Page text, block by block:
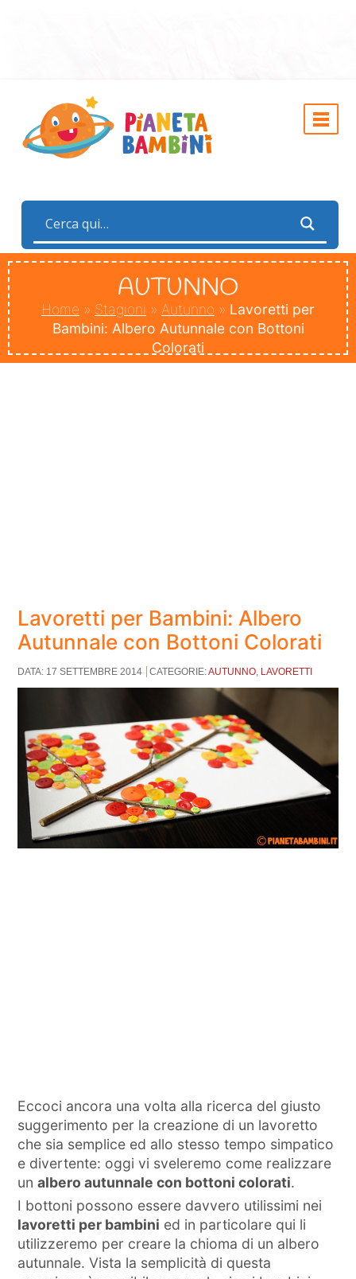
AUTUNNO
Home » Stagioni » Autunno » Lavoretti per
Bambini: Albero Autunnale con Bottoni
Colorati
Lavoretti per Bambini: Albero
Autunnale con Bottoni Colorati
DATA: 17 SETTEMBRE 2014 CATEGORIE:AUTUNNO, LAVORETTI
Eccoci ancora una volta alla ricerca del giusto
suggerimento per la creazione di un lavoretto
che sia semplice ed allo stesso tempo simpatico
e divertente: oggi vi sveleremo come realizzare
unalbero autunnale con bottoni colorati.
I bottoni possono essere davvero utilissimi nei
lavoretti per bambini ed in particolare qui li
utilizzeremo per creare la chioma di un albero
autunnale. Vista la semplicità di questa